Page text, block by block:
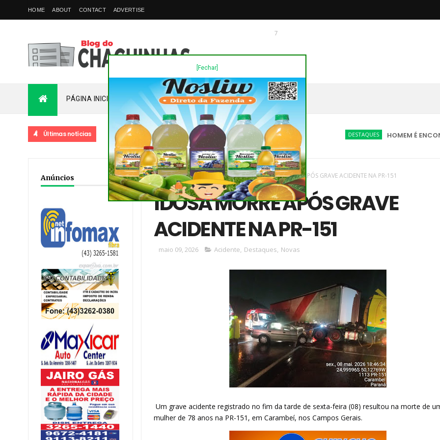
[Fechar]
HOME ABOUT CONTACT ADVERTISE
7
PÁGINA INICIAL PLANTÃO FALE COM O CHAGUINHAS
Últimas notícias HOMEM É ENCONTRADO
Anúncios Home/Acidente Destaques/Novas/IDOSA MORRE APÓS GRAVE ACIDENTE NA PR-151
IDOSA MORRE APÓS GRAVE
ACIDENTE NA PR-151
maio 09, 2026 Acidente, Destaques, Novas
Um grave acidente registrado no fim da tarde de sexta-feira (08) resultou na morte de
mulher de 78 anos na PR-151, em Carambeí, nos Campos Gerais.